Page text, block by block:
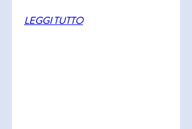
LEGGI TUTTO